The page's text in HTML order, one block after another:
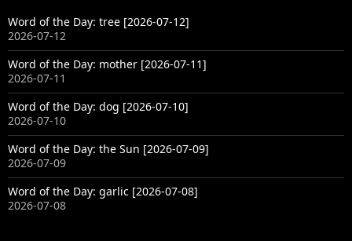
Word of the Day: tree [2026-07-12]
2026-07-12
Word of the Day: mother [2026-07-11]
2026-07-11
Word of the Day: dog [2026-07-10]
2026-07-10
Word of the Day: the Sun [2026-07-09]
2026-07-09
Word of the Day: garlic [2026-07-08]
2026-07-08